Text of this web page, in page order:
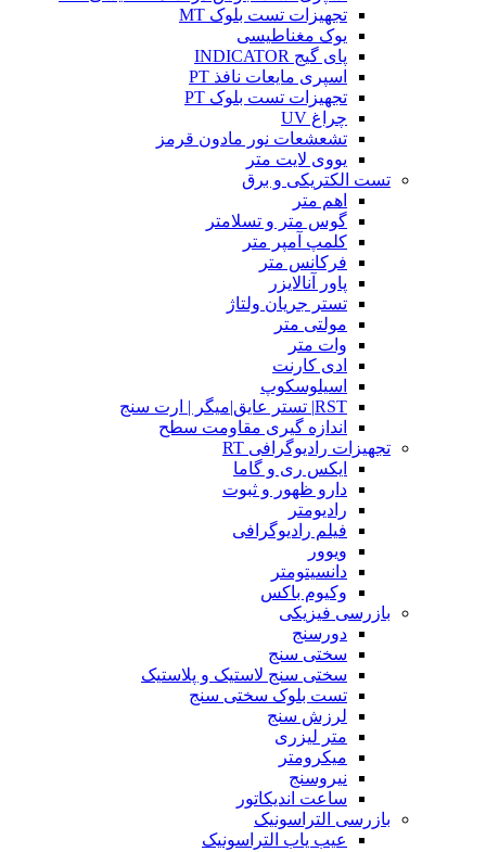
تجهیزات تست بلوک MT
یوک مغناطیسی
پای گیج INDICATOR
اسپری مایعات نافذ PT
تجهیزات تست بلوک PT
چراغ UV
تشعشعات نور مادون قرمز
یووی لایت متر
تست الکتریکی و برق
اهم متر
گوس متر و تسلامتر
کلمپ آمپر متر
فرکانس متر
پاور آنالایزر
تستر جریان ولتاژ
مولتی متر
وات متر
ادی کارنت
اسیلوسکوپ
RST| تستر عایق|میگر | ارت سنج
اندازه گیری مقاومت سطح
تجهیزات رادیوگرافی RT
ایکس ری و گاما
دارو ظهور و ثبوت
رادیومتر
فیلم رادیوگرافی
ویوور
دانسیتومتر
وکیوم باکس
بازرسی فیزیکی
دورسنج
سختی سنج
سختی سنج لاستیک و پلاستیک
تست بلوک سختی سنج
لرزش سنج
متر لیزری
میکرومتر
نیروسنج
ساعت اندیکاتور
بازرسی التراسونیک
عیب یاب التراسونیک